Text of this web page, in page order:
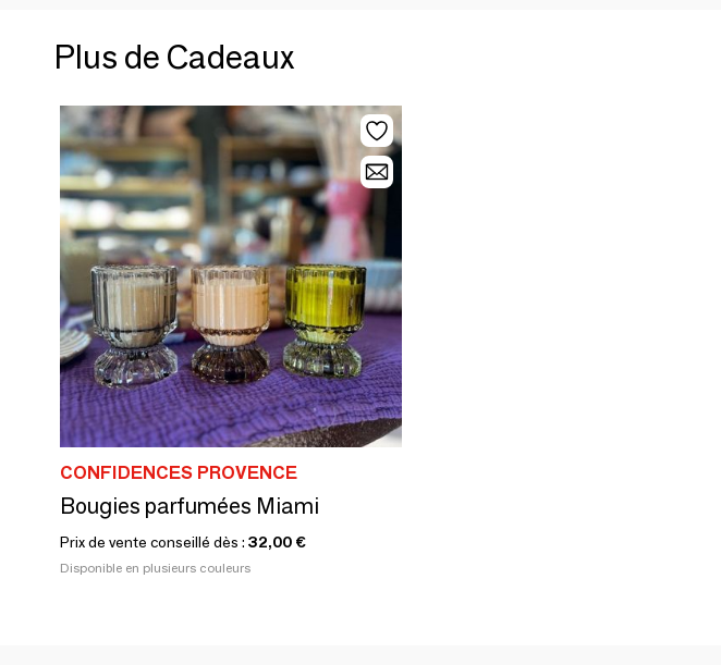
Plus de Cadeaux
CONFIDENCES PROVENCE
Bougies parfumées Miami
Prix de vente conseillé dès : 32,00 €
Disponible en plusieurs couleurs